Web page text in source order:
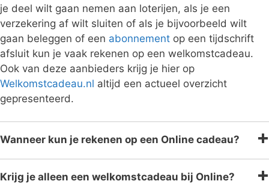
je deel wilt gaan nemen aan loterijen, als je een
verzekering af wilt sluiten of als je bijvoorbeeld wilt
gaan beleggen of een abonnement op een tijdschrift
afsluit kun je vaak rekenen op een welkomstcadeau.
Ook van deze aanbieders krijg je hier op
Welkomstcadeau.nl altijd een actueel overzicht
gepresenteerd.
Wanneer kun je rekenen op een Online cadeau?
Krijg je alleen een welkomstcadeau bij Online?